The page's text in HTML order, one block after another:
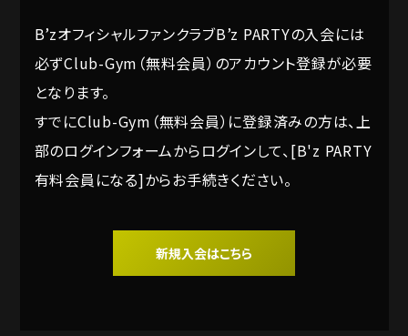
B’zオフィシャルファンクラブB’z PARTYの入会には
必ずClub-Gym（無料会員）のアカウント登録が必要
となります。
すでにClub-Gym（無料会員）に登録済みの方は、上
部のログインフォームからログインして、[B'z PARTY
有料会員になる]からお手続きください。
新規入会はこちら